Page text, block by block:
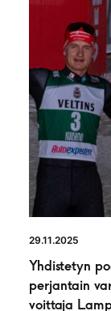
29.11.2025
Yhdistetyn
perjantain
voittaja